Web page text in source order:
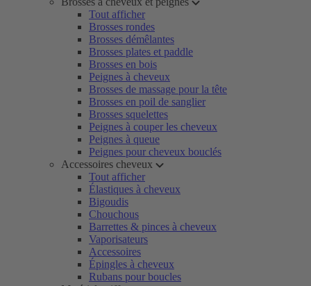
Tout afficher
Brosses rondes
Brosses démêlantes
Brosses plates et paddle
Brosses en bois
Peignes à cheveux
Brosses de massage pour la tête
Brosses en poil de sanglier
Brosses squelettes
Peignes à couper les cheveux
Peignes à queue
Peignes pour cheveux bouclés
Accessoires cheveux
Tout afficher
Élastiques à cheveux
Bigoudis
Chouchous
Barrettes & pinces à cheveux
Vaporisateurs
Accessoires
Épingles à cheveux
Rubans pour boucles